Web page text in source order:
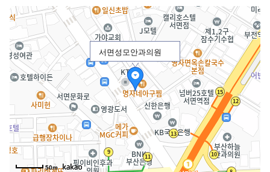
서면성모안과의원
50m